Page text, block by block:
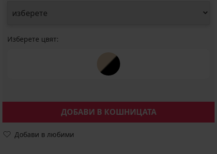
Изберете цвят:
ДОБАВИ В КОШНИЦАТА
Добави в любими